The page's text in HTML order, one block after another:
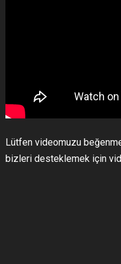
Lütfen videomuzu
bizleri desteklemek için